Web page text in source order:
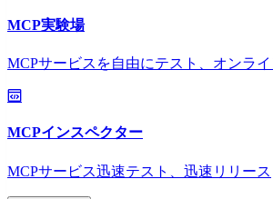
MCP実験場
MCPサービスを自由にテスト、オンラ
MCPインスペクター
MCPサービス迅速テスト、迅速リリース